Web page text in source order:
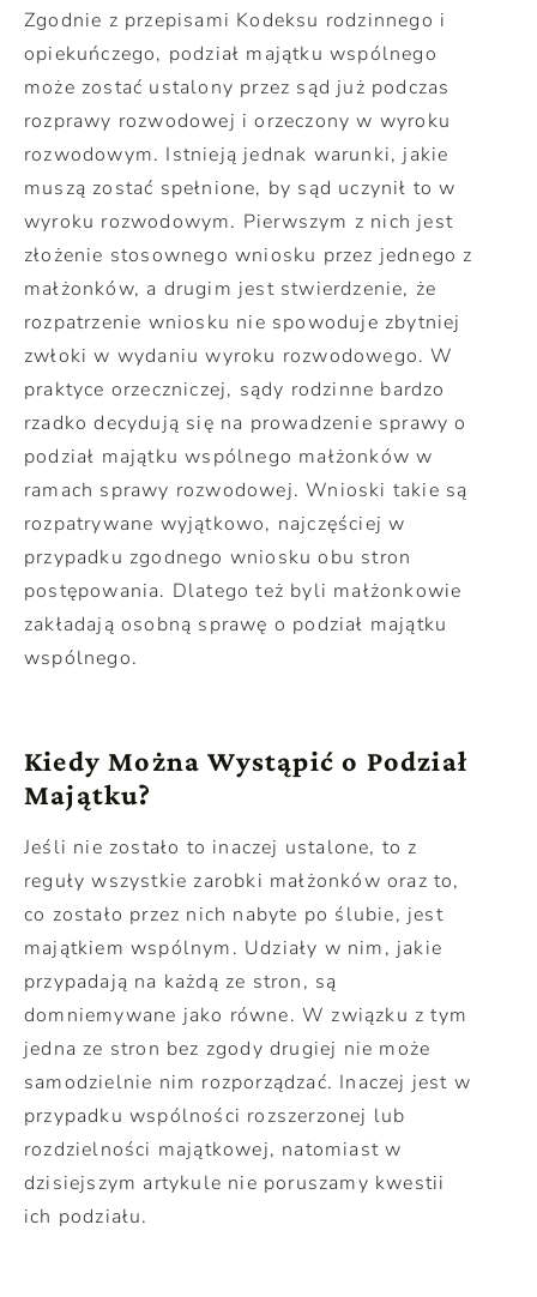
Zgodnie z przepisami Kodeksu rodzinnego i
opiekuńczego, podział majątku wspólnego
może zostać ustalony przez sąd już podczas
rozprawy rozwodowej i orzeczony w wyroku
rozwodowym. Istnieją jednak warunki, jakie
muszą zostać spełnione, by sąd uczynił to w
wyroku rozwodowym. Pierwszym z nich jest
złożenie stosownego wniosku przez jednego z
małżonków, a drugim jest stwierdzenie, że
rozpatrzenie wniosku nie spowoduje zbytniej
zwłoki w wydaniu wyroku rozwodowego. W
praktyce orzeczniczej, sądy rodzinne bardzo
rzadko decydują się na prowadzenie sprawy o
podział majątku wspólnego małżonków w
ramach sprawy rozwodowej. Wnioski takie są
rozpatrywane wyjątkowo, najczęściej w
przypadku zgodnego wniosku obu stron
postępowania. Dlatego też byli małżonkowie
zakładają osobną sprawę o podział majątku
wspólnego.
Kiedy Można Wystąpić o Podział
Majątku?
Jeśli nie zostało to inaczej ustalone, to z
reguły wszystkie zarobki małżonków oraz to,
co zostało przez nich nabyte po ślubie, jest
majątkiem wspólnym. Udziały w nim, jakie
przypadają na każdą ze stron, są
domniemywane jako równe. W związku z tym
jedna ze stron bez zgody drugiej nie może
samodzielnie nim rozporządzać. Inaczej jest w
przypadku wspólności rozszerzonej lub
rozdzielności majątkowej, natomiast w
dzisiejszym artykule nie poruszamy kwestii
ich podziału.